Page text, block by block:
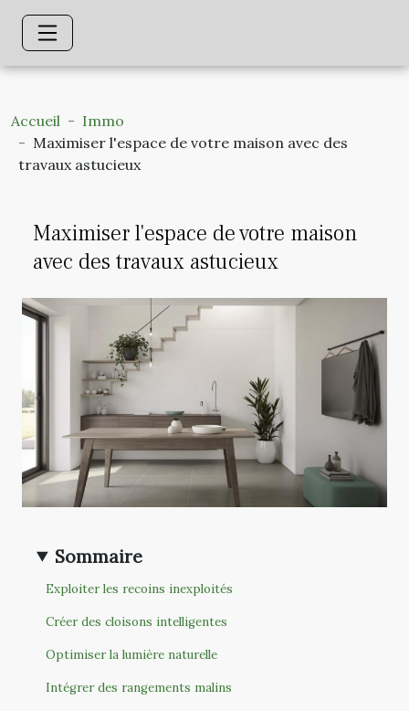
Accueil
Immo
Maximiser l'espace de votre maison avec des
travaux astucieux
Maximiser l'espace de votre maison
avec des travaux astucieux
Sommaire
Exploiter les recoins inexploités
Créer des cloisons intelligentes
Optimiser la lumière naturelle
Intégrer des rangements malins